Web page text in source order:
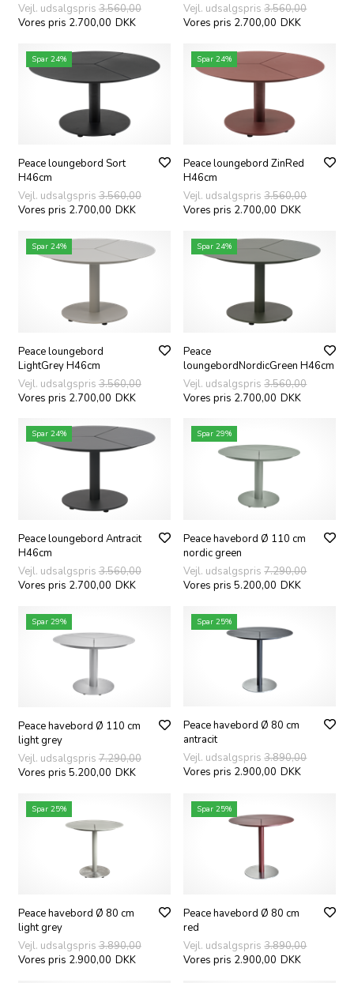
Vejl. udsalgspris 3.560,00
Vores pris 2.700,00 DKK
Vejl. udsalgspris3.560,00
Vores pris 2.700,00 DKK
Spar 24%
Peace loungebord Sort
H46cm
Vejl. udsalgspris 3.560,00
Vores pris 2.700,00 DKK
Spar 24%
Peace loungebord ZinRed
H46cm
Vejl. udsalgspris3.560,00
Vores pris 2.700,00 DKK
Spar 24%
Peace loungebord
LightGrey H46cm
Vejl. udsalgspris 3.560,00
Vores pris 2.700,00 DKK
Spar 24%
Peace
loungebordNordicGreen H46cm
Vejl. udsalgspris3.560,00
Vores pris 2.700,00 DKK
Spar 24%
Peace loungebord Antracit
H46cm
Vejl. udsalgspris 3.560,00
Vores pris 2.700,00 DKK
Spar 29%
Peace havebord Ø 110 cm
nordic green
Vejl. udsalgspris7.290,00
Vores pris 5.200,00 DKK
Spar 29%
Peace havebord Ø 110 cm
light grey
Vejl. udsalgspris 7.290,00
Vores pris 5.200,00 DKK
Spar 25%
Peace havebord Ø 80 cm
antracit
Vejl. udsalgspris3.890,00
Vores pris 2.900,00 DKK
Spar 25%
Peace havebord Ø 80 cm
light grey
Vejl. udsalgspris 3.890,00
Vores pris 2.900,00 DKK
Spar 25%
Peace havebord Ø 80 cm
red
Vejl. udsalgspris3.890,00
Vores pris 2.900,00 DKK